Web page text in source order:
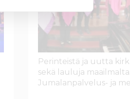
Perinteistä ja uutta
sekä lauluja maailmalta.
Jumalanpalvelus- ja